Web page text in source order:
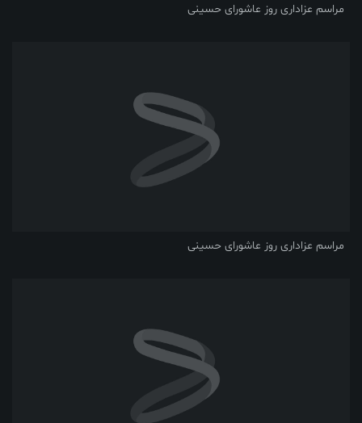
مراسم عزاداری روز عاشورای حسینی
مراسم عزاداری روز عاشورای حسینی